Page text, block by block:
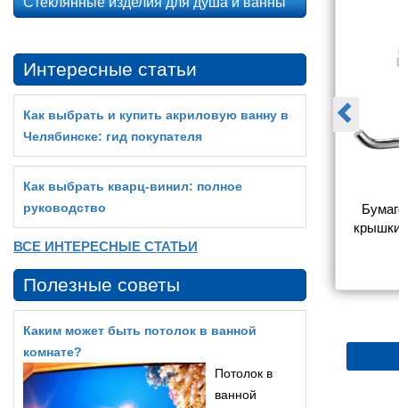
для
Aquatek
ВЕГА
790
AQ4008CR ВЕГА
1 790
Интересные статьи
Как выбрать и купить акриловую ванну в
Челябинске: гид покупателя
Как выбрать кварц‑винил: полное
руководство
ВСЕ ИНТЕРЕСНЫЕ СТАТЬИ
Полезные советы
Каким может быть потолок в ванной
комнате?
Потолок в
ванной